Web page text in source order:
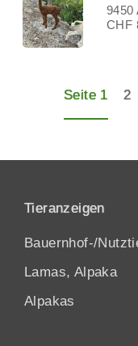
9450
CHF
Seite 1 2
Tieranzeigen
Bauernhof-/
Lamas, Alpaka
Alpakas